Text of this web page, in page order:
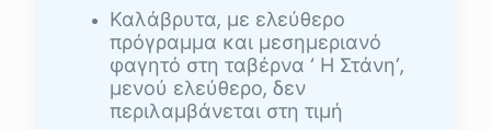
Καλάβρυτα, με ελεύθερο
πρόγραμμα και μεσημεριανό
φαγητό στη ταβέρνα ‘ Η Στάνη’,
μενού ελεύθερο, δεν
περιλαμβάνεται στη τιμή